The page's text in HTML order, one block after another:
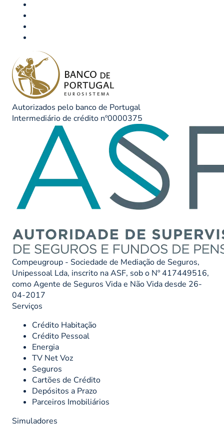
Autorizados pelo banco de Portugal
Intermediário de crédito nº0000375
Compeugroup - Sociedade de Mediação de Seguros,
Unipessoal Lda, inscrito na ASF, sob o Nº 417449516,
como Agente de Seguros Vida e Não Vida desde 26-
04-2017
Serviços
Crédito Habitação
Crédito Pessoal
Energia
TV Net Voz
Seguros
Cartões de Crédito
Depósitos a Prazo
Parceiros Imobiliários
Simuladores